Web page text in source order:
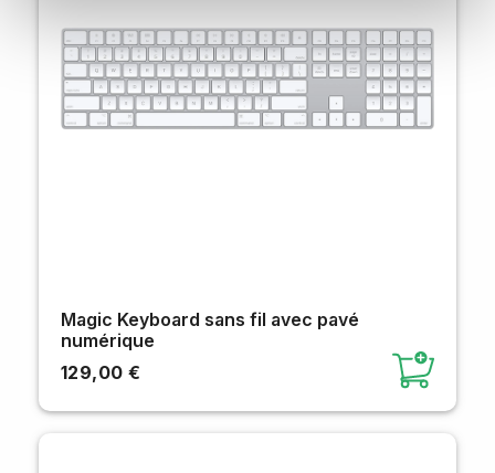
Magic Keyboard sans fil avec pavé
numérique
129,00 €